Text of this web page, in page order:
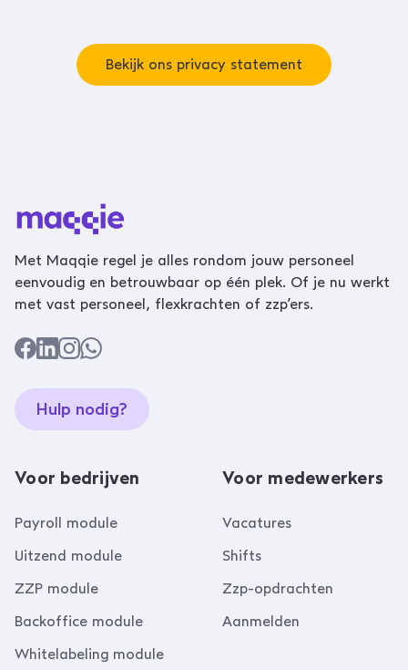
Bekijk ons privacy statement
Met Maqqie regel je alles rondom jouw personeel
eenvoudig en betrouwbaar op één plek. Of je nu werkt
met vast personeel, flexkrachten of zzp’ers.
Hulp nodig?
Voor bedrijven
Payroll module
Uitzend module
ZZP module
Backoffice module
Whitelabeling module
Voor medewerkers
Vacatures
Shifts
Zzp-opdrachten
Aanmelden